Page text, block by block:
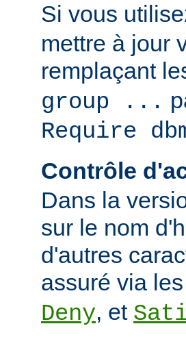
Si vous
mettre à jour
remplaçant
group ...
Require
Contrôle
Dans la
sur le nom
d'autres
assuré via
Deny, et